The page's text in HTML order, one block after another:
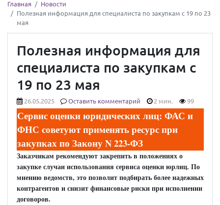
Главная
Новости
Полезная информация для специалиста по закупкам с 19 по 23
мая
Полезная информация для
специалиста по закупкам с
19 по 23 мая
26.05.2025 Оставить комментарий 2 мин. 99
Сервис оценки юридических лиц: ФАС и
ФНС советуют применять ресурс при
закупках по Закону N 223-ФЗ
Заказчикам рекомендуют закрепить в положениях о
закупке случаи использования сервиса оценки юрлиц. По
мнению ведомств, это позволит подбирать более надежных
контрагентов и снизит финансовые риски при исполнении
договоров.